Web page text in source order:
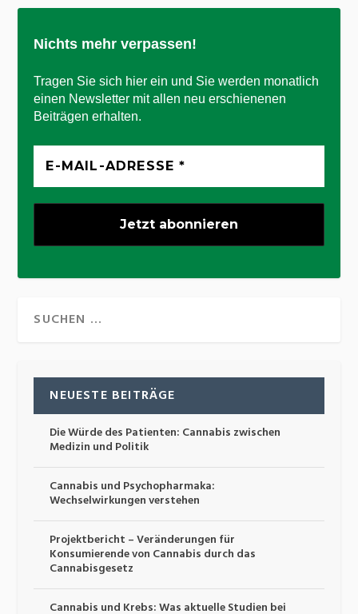
Nichts mehr verpassen!
Tragen Sie sich hier ein und Sie werden monatlich
einen Newsletter mit allen neu erschienenen
Beiträgen erhalten.
NEUESTE BEITRÄGE
Die Würde des Patienten: Cannabis zwischen
Medizin und Politik
Cannabis und Psychopharmaka:
Wechselwirkungen verstehen
Projektbericht – Veränderungen für
Konsumierende von Cannabis durch das
Cannabisgesetz
Cannabis und Krebs: Was aktuelle Studien bei